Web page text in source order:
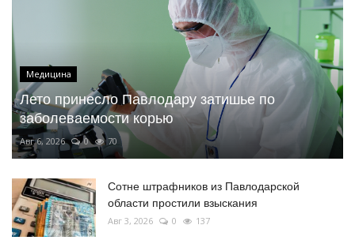
Медицина
Лето принесло Павлодару затишье по
заболеваемости корью
Авг 6, 2026 0 70
Сотне штрафников из Павлодарской
области простили взыскания
Авг 3, 2026 0 137